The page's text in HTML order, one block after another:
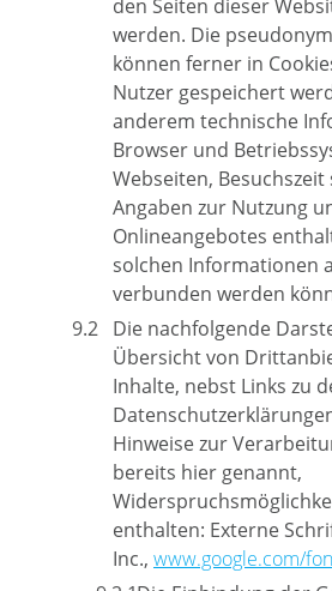
den Seiten dieser
werden. Die
können ferner in
Nutzer gespeichert
anderem technische
Browser und
Webseiten,
Angaben zur Nutzung
Onlineangebotes
solchen Informationen
verbunden werden
Die nachfolgende
Übersicht von
Inhalte, nebst Links zu
Hinweise zur
bereits hier genannt,
enthalten: Externe
Inc., www.google.com/